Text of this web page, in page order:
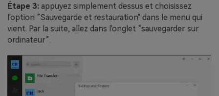
Étape 3: appuyez simplement dessus et choisissez
l'option ”Sauvegarde et restauration" dans le menu qui
vient. Par la suite, allez dans l'onglet “sauvegarder sur
ordinateur”.